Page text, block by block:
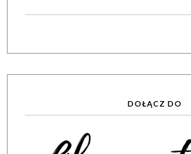
DOŁĄCZ DO